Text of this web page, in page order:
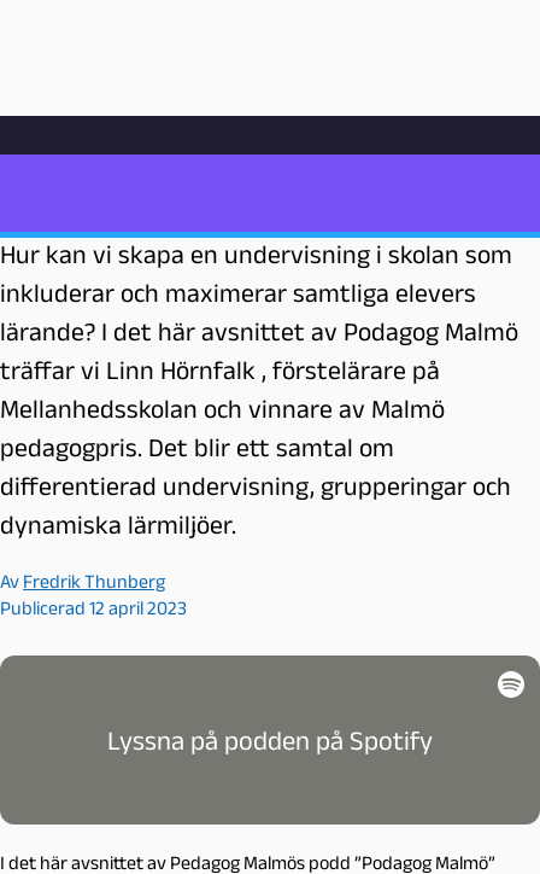
Hoppa till innehåll
e
d
a
g
g
M
a
l
m
ö
Hur kan vi skapa en undervisning i skolan som
inkluderar och maximerar samtliga elevers
lärande? I det här avsnittet av Podagog Malmö
träffar vi Linn Hörnfalk , förstelärare på
Mellanhedsskolan och vinnare av Malmö
pedagogpris. Det blir ett samtal om
differentierad undervisning, grupperingar och
dynamiska lärmiljöer.
Av Fredrik Thunberg
Publicerad 12 april 2023
Lyssna på podden på Spotify
I det här avsnittet av Pedagog Malmös podd ”Podagog Malmö”